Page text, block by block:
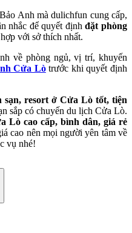
Anh mà dulichfun cung cấp,
nhắc để quyết địnhđặt phòng
với sở thích nhất.
về phòng ngủ, vị trí, khuyến
Cửa Lòtrước khi quyết định
sạn, resort ở Cửa Lò tốt, tiện
sắp có chuyến du lịch Cửa Lò.
Lò cao cấp, bình dân, giá rẻ
cao nên mọi người yên tâm về
vụ nhé!